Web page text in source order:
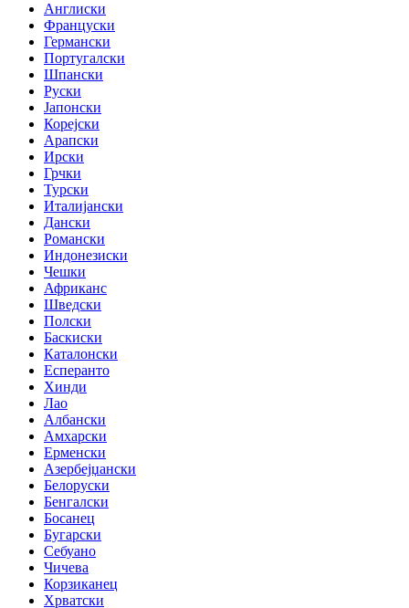
Англиски
Француски
Германски
Португалски
Шпански
Руски
Јапонски
Корејски
Арапски
Ирски
Грчки
Турски
Италијански
Дански
Романски
Индонезиски
Чешки
Африканс
Шведски
Полски
Баскиски
Каталонски
Есперанто
Хинди
Лао
Албански
Амхарски
Ерменски
Азербејџански
Белоруски
Бенгалски
Босанец
Бугарски
Себуано
Чичева
Корзиканец
Хрватски